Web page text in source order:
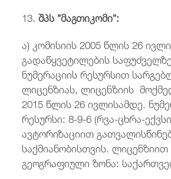
13.შპს ”მაგთიკომი”:
ა) კომისიის 2005 წლის 26
გადაწყვეტილების
ნუმერაციის რესურსით
ლიცენზიას, ლიცენზიის
2015 წლის 26 ივლისამდე.
რესურსი: 8-9-6 (რვა-ცხრა-
ავტორიზაციით
საქმიანობისთვის.
გეოგრაფიული ზონა: